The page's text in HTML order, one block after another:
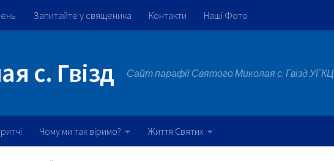
Запитайте у священика Контакти Наші Фото
с. Гвізд Сайт парафії Святого Миколая с. Гвізд УГКЦ
Чому ми так віримо? Життя Святих